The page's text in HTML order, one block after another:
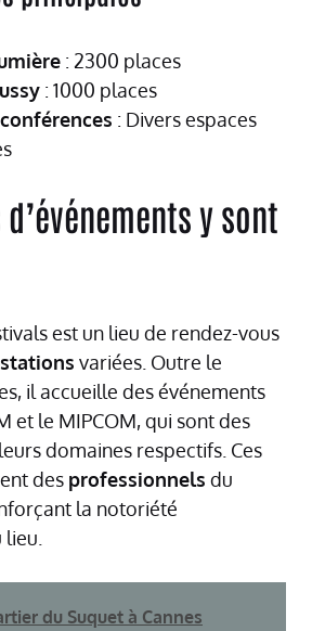
: 2300 places
: 1000 places
: Divers espaces
y sont
est un lieu de rendez-vous
variées. Outre le
il accueille des événements
et le MIPCOM, qui sont des
domaines respectifs. Ces
des professionnels du
la notoriété
du Suquet à Cannes